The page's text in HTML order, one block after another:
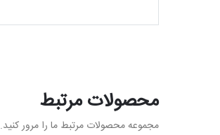
محصولات مرتبط
مجموعه محصولات مرتبط ما را مرور کنید.